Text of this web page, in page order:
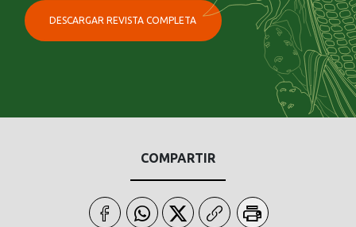
DESCARGAR REVISTA COMPLETA
COMPARTIR